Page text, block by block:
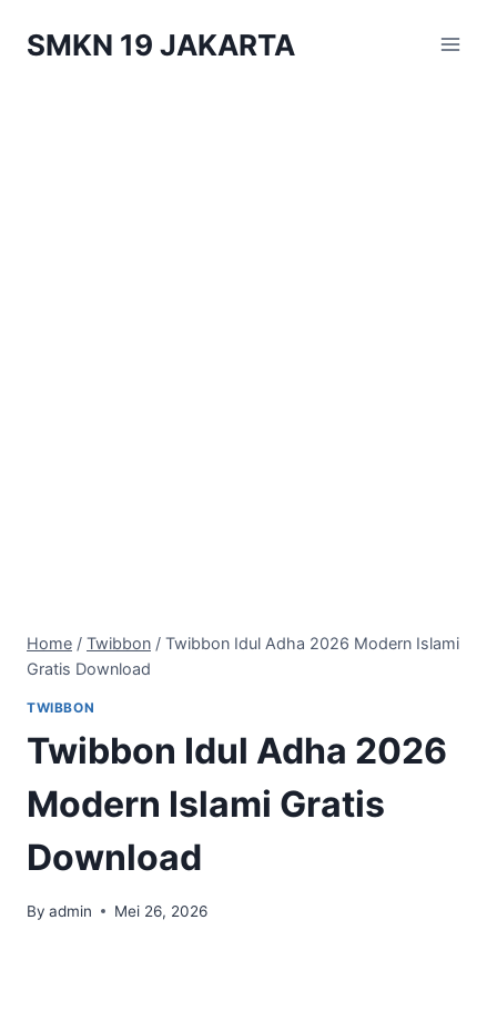
SMKN 19 JAKARTA
Home / Twibbon / Twibbon Idul Adha 2026 Modern Islami
Gratis Download
TWIBBON
Twibbon Idul Adha 2026
Modern Islami Gratis
Download
By admin Mei 26, 2026